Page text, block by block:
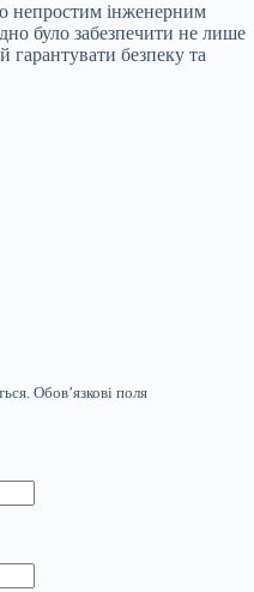
непростим інженерним
було забезпечити не лише
гарантувати безпеку та
Обов’язкові поля